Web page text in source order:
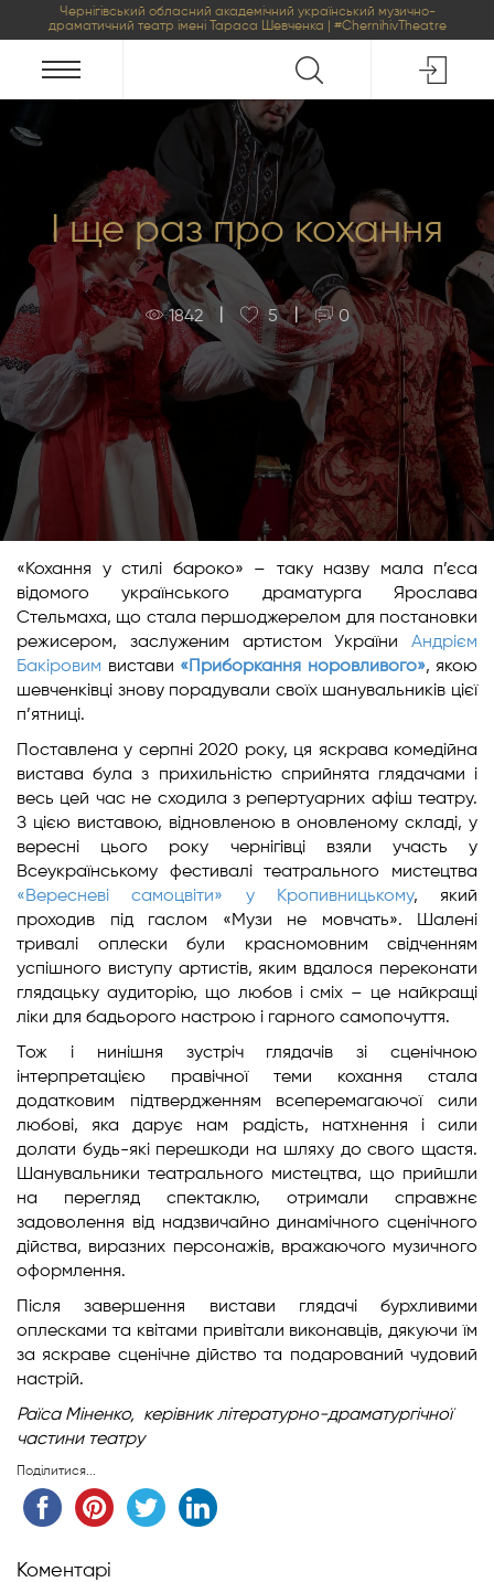
Чернігівський обласний академічний український музично-
драматичний театр імені Тараса Шевченка | #ChernihivTheatre
І ще раз про кохання
1842 5 | 0
«Кохання у стилі бароко» – таку назву мала п’єса
відомого українського драматурга Ярослава
Стельмаха, що стала першоджерелом для постановки
режисером, заслуженим артистом України Андрієм
Бакіровим вистави «Приборкання норовливого», якою
шевченківці знову порадували своїх шанувальників цієї
п’ятниці.
Поставлена у серпні 2020 року, ця яскрава комедійна
вистава була з прихильністю сприйнята глядачами і
весь цей час не сходила з репертуарних афіш театру.
З цією виставою, відновленою в оновленому складі, у
вересні цього року чернігівці взяли участь у
Всеукраїнському фестивалі театрального мистецтва
«Вересневі самоцвіти» у Кропивницькому, який
проходив під гаслом «Музи не мовчать». Шалені
тривалі оплески були красномовним свідченням
успішного виступу артистів, яким вдалося переконати
глядацьку аудиторію, що любов і сміх – це найкращі
ліки для бадьорого настрою і гарного самопочуття.
Тож і нинішня зустріч глядачів зі сценічною
інтерпретацією правічної теми кохання стала
додатковим підтвердженням всеперемагаючої сили
любові, яка дарує нам радість, натхнення і сили
долати будь-які перешкоди на шляху до свого щастя.
Шанувальники театрального мистецтва, що прийшли
на перегляд спектаклю, отримали справжнє
задоволення від надзвичайно динамічного сценічного
дійства, виразних персонажів, вражаючого музичного
оформлення.
Після завершення вистави глядачі бурхливими
оплесками та квітами привітали виконавців, дякуючи їм
за яскраве сценічне дійство та подарований чудовий
настрій.
Раїса Міненко, керівник літературно-драматургічної
частини театру
Поділитися...
Коментарі